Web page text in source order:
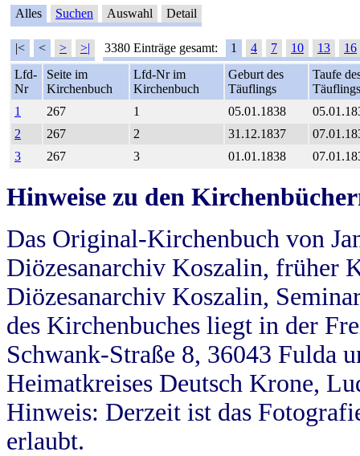
Alles Suchen Auswahl Detail
|< < > >| 3380 Einträge gesamt: 1 4 7 10 13
16
Lfd-
Nr
Seite im
Kirchenbuch
Lfd-Nr im
Kirchenbuch
Geburt des
Täuflings
Taufe
Täuflings
1
267 1 05.01.1838
2
267 2 31.12.1837
3
267 3 01.01.1838
Hinweise zu den
Das Original-Kirchenbuch von
Diözesanarchiv Koszalin, früher
Diözesanarchiv Koszalin,
des Kirchenbuches liegt in der
Schwank-Straße 8, 36043 Fulda
Heimatkreises Deutsch Krone,
Hinweis: Derzeit ist das
erlaubt.